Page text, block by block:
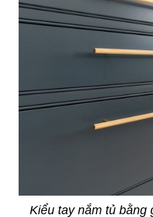
Kiểu tay nắm tủ bằng